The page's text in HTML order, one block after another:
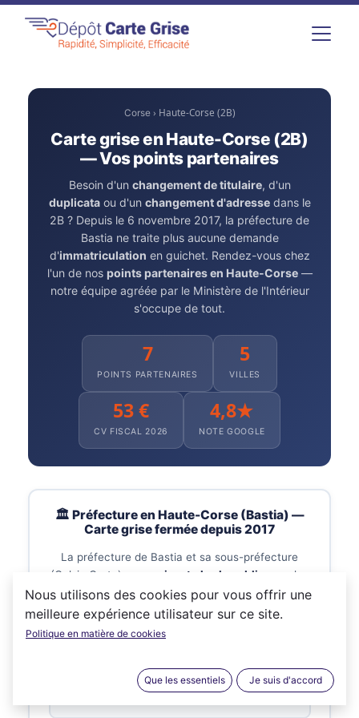
Corse› Haute-Corse (2B)
Carte grise en Haute-Corse (2B)
— Vos points partenaires
Besoin d'un changement de titulaire, d'un
duplicataou d'un changement d'adressedans le
2B ? Depuis le 6 novembre 2017, la préfecture de
Bastia ne traite plus aucune demande
d'immatriculation en guichet. Rendez-vous chez
l'un de nos points partenaires en Haute-Corse—
notre équipe agréée par le Ministère de l'Intérieur
s'occupe de tout.
7
POINTS PARTENAIRES
5
VILLES
53 €
CV FISCAL 2026
4,8★
NOTE GOOGLE
🏛️ Préfecture en Haute-Corse (Bastia) —
Carte grise fermée depuis 2017
La préfecture de Bastia et sa sous-préfecture
(Calvi · Corte)
ne reçoivent plus le public
pour les
demandes de carte grise depuis la mise en place
du Plan Préfectures Nouvelle Génération (PPNG)
le 6 novembre 2017.
Bastia
Nous utilisons des cookies pour vous offrir une
meilleure expérience utilisateur sur ce site.
Politique en matière de cookies
Que les essentiels Je suis d'accord